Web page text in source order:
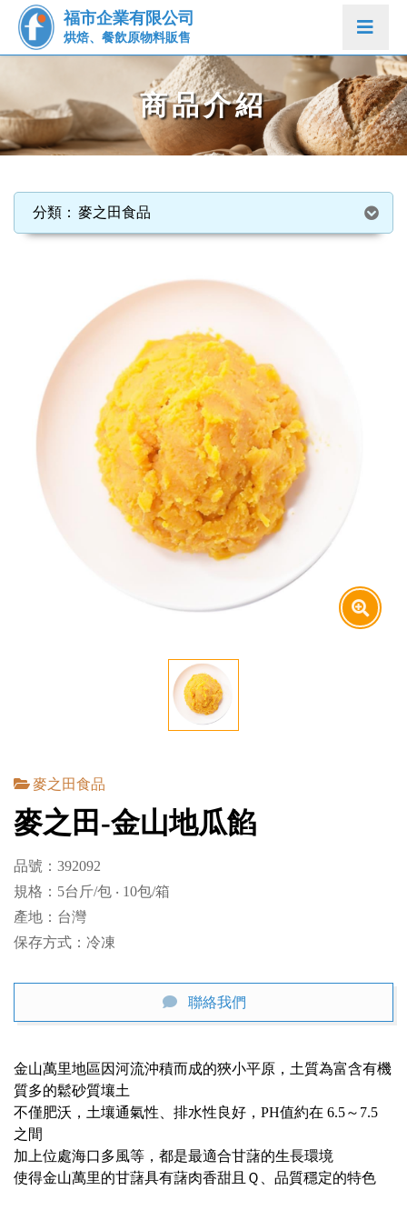
福市企業有限公司
烘焙、餐飲原物料販售
商品介紹
麥之田食品
麥之田食品
麥之田-金山地瓜餡
品號：392092
規格：5台斤/包 ‧ 10包/箱
產地：台灣
保存方式：冷凍
聯絡我們
金山萬里地區因河流沖積而成的狹小平原，土質為富含有機
質多的鬆砂質壤土
不僅肥沃，土壤通氣性、排水性良好，PH值約在 6.5～7.5
之間
加上位處海口多風等，都是最適合甘藷的生長環境
使得金山萬里的甘藷具有藷肉香甜且Ｑ、品質穩定的特色